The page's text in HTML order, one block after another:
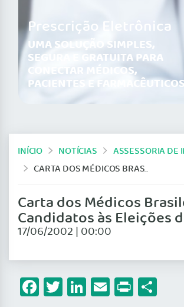
Prescrição Eletrônica
UMA SOLUÇÃO SIMPLES,
SEGURA E GRATUITA PARA
CONECTAR MÉDICOS,
PACIENTES E
INÍCIO NOTÍCIAS
ASSESSORIA DE
CARTA DOS MÉDICOS BRASILEIROS AOS CANDIDATOS ÀS ELEIÇÕES DE 2002
Carta dos Médicos
Candidatos às Eleições
17/06/2002 | 00:00
Facebook
Twitter
LinkedIn
Email
Print